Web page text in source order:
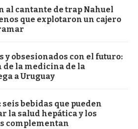
al cantante de trap Nahuel
que explotaron un cajero
y obsesionados con el futuro:
de la medicina de la
a Uruguay
bebidas que pueden
la salud hepática y los
complementan